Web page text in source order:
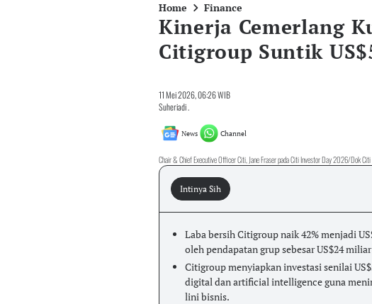
Home Finance
Kinerja Cemerlang
Citigroup Suntik
11 Mei 2026, 06:26 WIB
Suheriadi .
News Channel
Chair & Chief Executive Officer Citi, Jane Fraser pada Citi Investor Day 2026/Dok Citi
Intinya Sih
Laba bersih Citigroup naik 42% menjadi
oleh pendapatan grup sebesar US$24
Citigroup menyiapkan investasi senilai
digital dan artificial intelligence guna
lini bisnis.